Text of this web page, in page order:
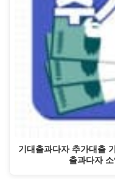
기대출과다자 추가대출
출과다자